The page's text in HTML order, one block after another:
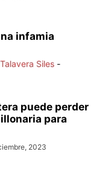
infamia
Siles -
puede perder
para
2023